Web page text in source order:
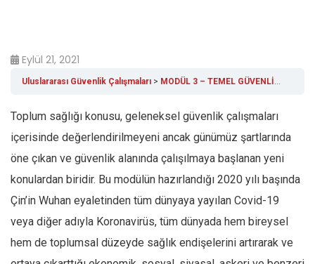
Eylül 21, 2021
Uluslararası Güvenlik Çalışmaları MODÜL 3 – TEMEL GÜVENLİK SORUNLARI
Toplum sağlığı konusu, geleneksel güvenlik çalışmaları
içerisinde değerlendirilmeyeni ancak günümüz şartlarında
öne çıkan ve güvenlik alanında çalışılmaya başlanan yeni
konulardan biridir. Bu modülün hazırlandığı 2020 yılı başında
Çin’in Wuhan eyaletinden tüm dünyaya yayılan Covid-19
veya diğer adıyla Koronavirüs, tüm dünyada hem bireysel
hem de toplumsal düzeyde sağlık endişelerini artırarak ve